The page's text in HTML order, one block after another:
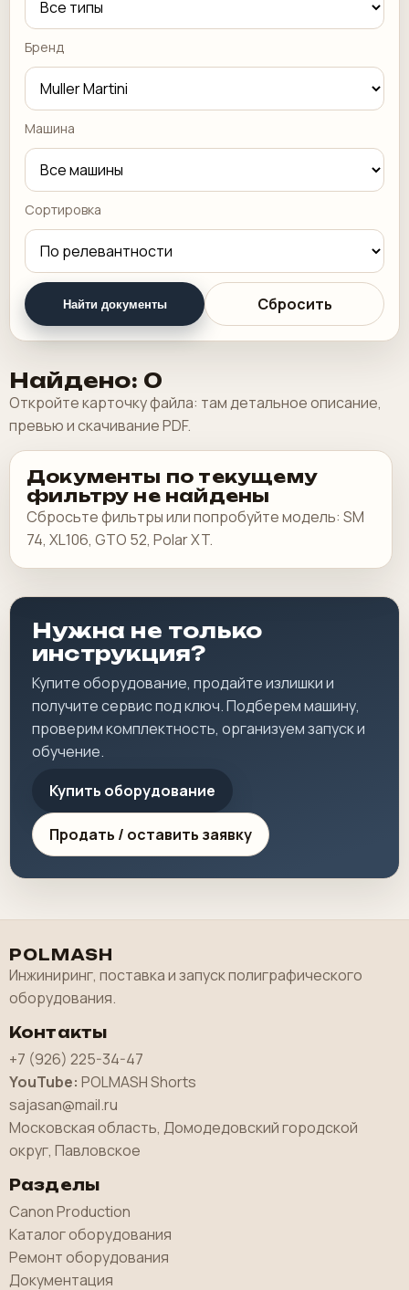
Бренд
Машина
Сортировка
Найти документы Сбросить
Найдено: 0
Откройте карточку файла: там детальное описание,
превью и скачивание PDF.
Документы по текущему
фильтру не найдены
Сбросьте фильтры или попробуйте модель: SM
74, XL106, GTO 52, Polar XT.
Нужна не только
инструкция?
Купите оборудование, продайте излишки и
получите сервис под ключ. Подберем машину,
проверим комплектность, организуем запуск и
обучение.
Купить оборудование
Продать / оставить заявку
POLMASH
Инжиниринг, поставка и запуск полиграфического
оборудования.
Контакты
+7 (926) 225-34-47
YouTube: POLMASH Shorts
sajasan@mail.ru
Московская область, Домодедовский городской
округ, Павловское
Разделы
Canon Production
Каталог оборудования
Ремонт оборудования
Документация